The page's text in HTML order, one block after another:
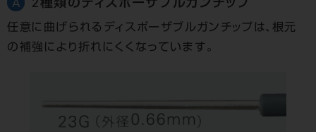
A 2種類のディスポーザブルガンチップ
任意に曲げられるディスポーザブルガンチップは、根元
の補強により折れにくくなっています。